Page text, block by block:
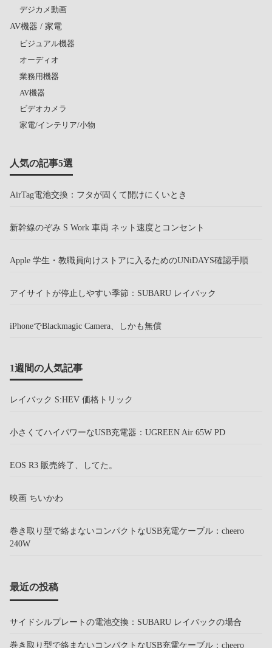
デジカメ動画
AV機器 / 家電
ビジュアル機器
オーディオ
業務用機器
AV機器
ビデオカメラ
家電/インテリア/小物
人気の記事5選
AirTag電池交換：フタが固くて開けにくいとき
新幹線のぞみ S Work 車両 ネット速度とコンセント
Apple 学生・教職員向けストアに入るためのUNiDAYS確認手順
アイサイトが停止しやすい季節：SUBARU レイバック
iPhoneでBlackmagic Camera、しかも無償
1週間の人気記事
レイバック S:HEV 価格トリック
小さくてハイパワーなUSB充電器：UGREEN Air 65W PD
EOS R3 販売終了、してた。
映画 ちいかわ
巻き取り型で絡まないコンパクトなUSB充電ケーブル：cheero
240W
最近の投稿
サイドシルプレートの電池交換：SUBARU レイバックの場合
巻き取り型で絡まないコンパクトなUSB充電ケーブル：cheero